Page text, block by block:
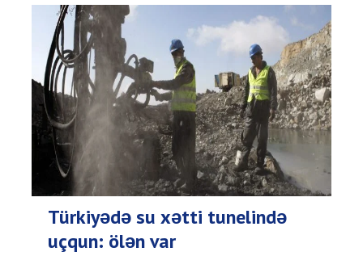
Türkiyədə su xətti tunelində
uçqun: ölən var